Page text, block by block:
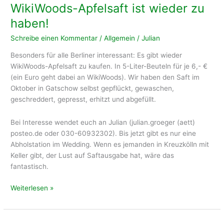
WikiWoods-Apfelsaft ist wieder zu
haben!
Schreibe einen Kommentar /Allgemein /Julian
Besonders für alle Berliner interessant: Es gibt wieder
WikiWoods-Apfelsaft zu kaufen. In 5-Liter-Beuteln für je 6,- €
(ein Euro geht dabei an WikiWoods). Wir haben den Saft im
Oktober in Gatschow selbst gepflückt, gewaschen,
geschreddert, gepresst, erhitzt und abgefüllt.
Bei Interesse wendet euch an Julian (julian.groeger (aett)
posteo.de oder 030-60932302). Bis jetzt gibt es nur eine
Abholstation im Wedding. Wenn es jemanden in Kreuzkölln mit
Keller gibt, der Lust auf Saftausgabe hat, wäre das
fantastisch.
WikiWoods-
ist
Weiterlesen »